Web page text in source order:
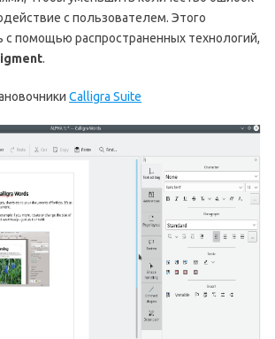
с пользователем. Этого
помощью распространенных технологий,
.
Calligra Suite